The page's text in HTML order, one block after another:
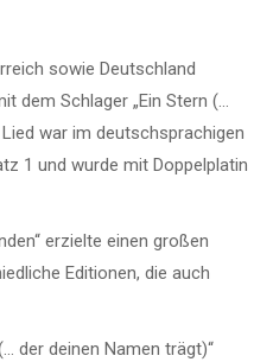
sowie Deutschland
dem Schlager „Ein Stern (…
war im deutschsprachigen
1 und wurde mit Doppelplatin
erzielte einen großen
Editionen, die auch
der deinen Namen trägt)“